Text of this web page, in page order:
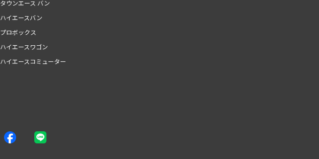
タウンエース バン
ハイエースバン
プロボックス
ハイエースワゴン
ハイエースコミューター